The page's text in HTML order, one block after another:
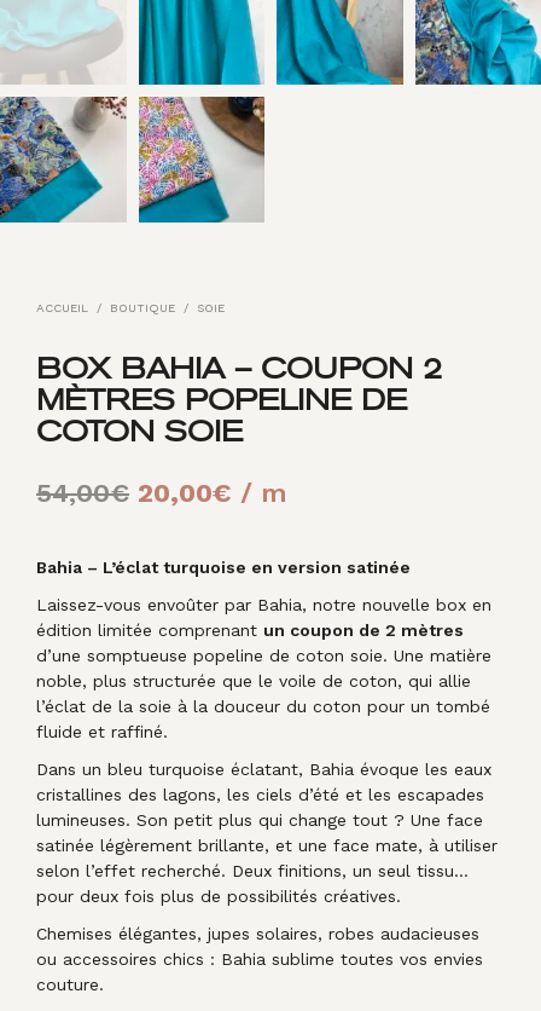
ACCUEIL / BOUTIQUE / SOIE
BOX BAHIA – COUPON 2
MÈTRES POPELINE DE
COTON SOIE
54,00€ Le
initial
était :
54,00€.
20,00€ Le
actuel
est :
20,00€.
/ m
Bahia – L’éclat turquoise en version satinée
Laissez-vous envoûter par Bahia, notre nouvelle box en
édition limitée comprenant un coupon de 2 mètres
d’une somptueuse popeline de coton soie. Une matière
noble, plus structurée que le voile de coton, qui allie
l’éclat de la soie à la douceur du coton pour un tombé
fluide et raffiné.
Dans un bleu turquoise éclatant, Bahia évoque les eaux
cristallines des lagons, les ciels d’été et les escapades
lumineuses. Son petit plus qui change tout ? Une face
satinée légèrement brillante, et une face mate, à utiliser
selon l’effet recherché. Deux finitions, un seul tissu…
pour deux fois plus de possibilités créatives.
Chemises élégantes, jupes solaires, robes audacieuses
ou accessoires chics : Bahia sublime toutes vos envies
couture.